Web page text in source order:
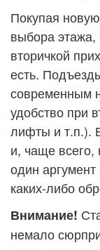
Покупая
выбора этажа,
вторичкой
есть.
современным
удобство при
лифты и т.п.).
и, чаще
один аргумент
каких-либо
Внимание!
немало